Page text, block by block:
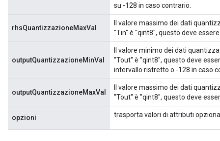
su -128 in caso contrario.
rhsQuantizzazioneMaxVal
Il valore massimo dei dati
"Tin" è "qint8", questo deve
outputQuantizzazioneMinVal
Il valore minimo dei dati
"Tout" è "qint8", questo deve
intervallo ristretto o -128 in caso
outputQuantizzazioneMaxVal
Il valore massimo dei dati
"Tout" è "qint8", questo deve
opzioni trasporta valori di attributi